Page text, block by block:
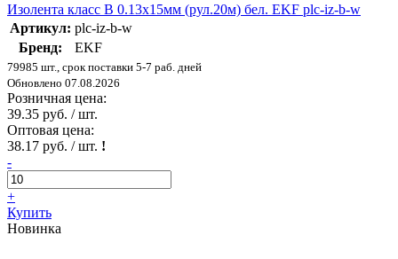
Изолента класс В 0.13х15мм (рул.20м) бел. EKF plc-iz-b-w
Артикул: plc-iz-b-w
Бренд:
EKF
79985 шт., срок поставки 5-7 раб. дней
Обновлено 07.08.2026
Розничная цена:
39.35 руб. / шт.
Оптовая цена:
38.17 руб. / шт. !
-
+
Купить
Новинка